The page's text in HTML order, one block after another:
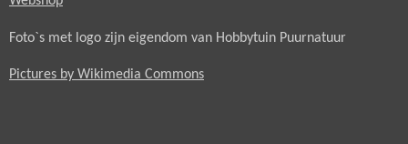
Foto`s met logo zijn eigendom van Hobbytuin Puurnatuur
Pictures by Wikimedia Commons